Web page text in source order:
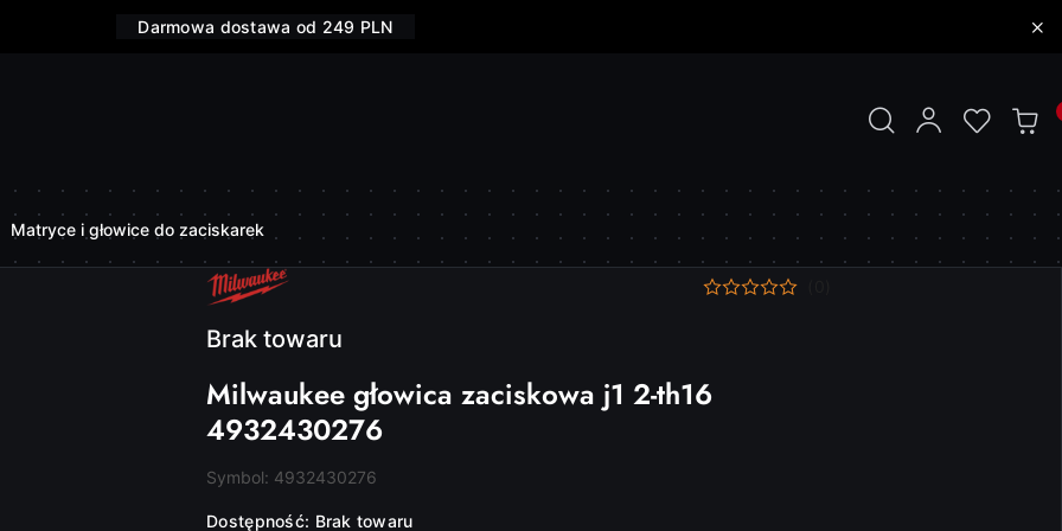
Darmowa dostawa od 249 PLN
Matryce i głowice do zaciskarek
NAZWA
PRODUCENTA:
MILWAUKEE
Brak towaru
Milwaukee głowica zaciskowa j1 2-th16
4932430276
Symbol: 4932430276
Dostępność: Brak towaru